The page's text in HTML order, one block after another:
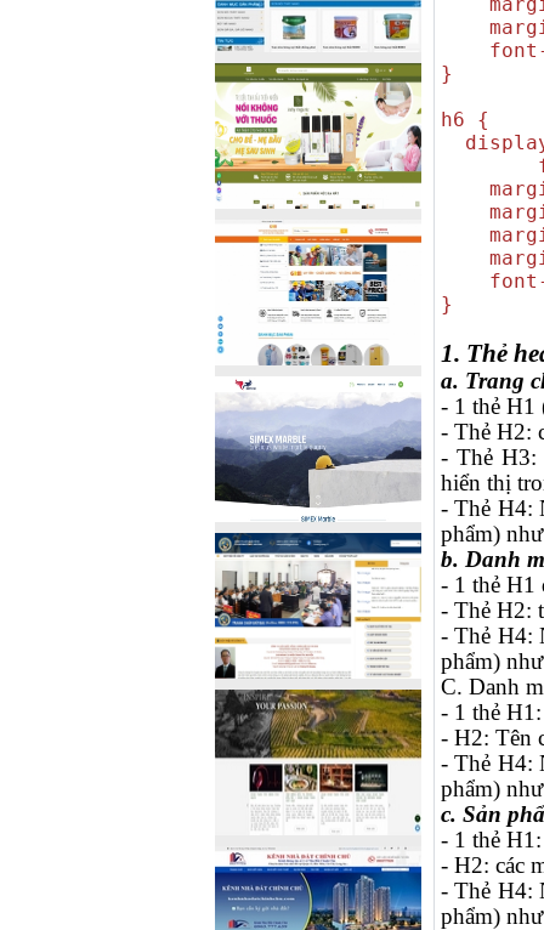
font-
}
h6 {
font-
}
1. Thẻ
a. Trang
- 1 thẻ H1
- Thẻ H2:
- Thẻ H3:
hiển thị
- Thẻ H4:
phẩm)
b. Danh
- 1 thẻ H1
- Thẻ H2:
- Thẻ H4:
phẩm)
C. Danh
- 1 thẻ
- H2: Tên
- Thẻ H4:
phẩm)
c. Sản
- 1 thẻ
- H2: các
- Thẻ H4:
phẩm)